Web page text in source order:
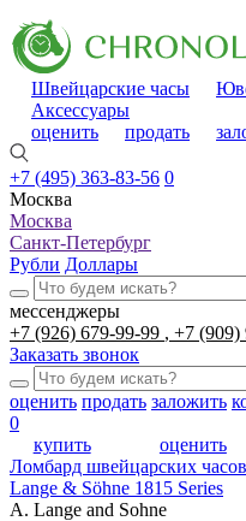
Швейцарские часы
Аксессуары
оценить
продать
+7 (495) 363-83-56 0
Москва
Москва
Санкт-Петербург
Рубли Доллары
мессенджеры
+7 (926) 679-99-99
+7 (909)
Заказать звонок
оценить продать заложить
0
купить
оценить
Ломбард швейцарских часов
Lange & Söhne 1815 Series
A. Lange and Sohne